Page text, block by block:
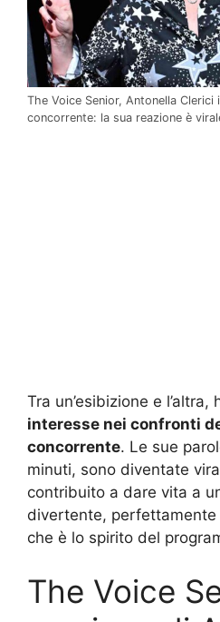
The Voice Senior, Antonella Clerici
concorrente: la sua reazione è
Tra un’esibizione e
interesse nei confronti
concorrente. Le sue
minuti, sono diventate
contribuito a dare vita a
divertente, perfettamente
che è lo spirito del
The Voice